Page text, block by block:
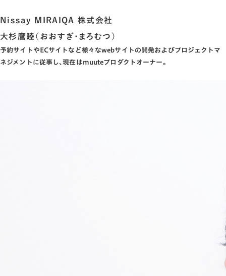
Nissay MIRAIQA 株式会社
大杉麿睦（おおすぎ･まろむつ）
予約サイトやECサイトなど様々なwebサイトの開発およびプロジェクトマ
ネジメントに従事し､現在はmuuteプロダクトオーナー｡